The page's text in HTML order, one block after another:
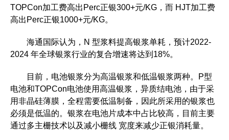
TOPCon加工费高出Perc正银300+元/KG，而 HJT加工费
高出Perc正银1000+元/KG。
海通国际认为，N 型浆料提高银浆单耗，预计2022-
2024 年全球银浆行业的复合增速将达到18%。
目前，电池银浆分为高温银浆和低温银浆两种。P型
电池和TOPCon电池使用高温银浆，异质结电池，由于采
用非晶硅薄膜，全程需要低温制备，因此所采用的银浆也
必须是低温的。银浆在电池片成本中占比较高，目前主要
通过多主栅技术以及减小栅线 宽度来减少正银消耗量。